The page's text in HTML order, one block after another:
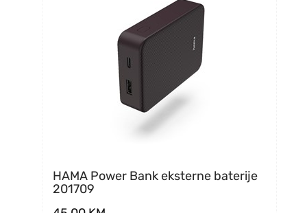
HAMA Power Bank eksterne baterije
201709